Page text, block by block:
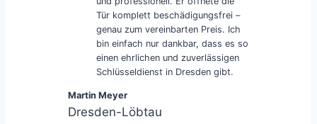
Tür komplett beschädigungsfrei –
genau zum vereinbarten Preis. Ich
bin einfach nur dankbar, dass es so
einen ehrlichen und zuverlässigen
Schlüsseldienst in Dresden gibt.
Martin Meyer
Dresden-Löbtau